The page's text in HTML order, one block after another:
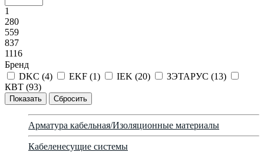
1
280
559
837
1116
Бренд
DKC (4) EKF (1) IEK (20) ЗЭТАРУС (13)
КВТ (93)
Арматура кабельная/Изоляционные материалы
Кабеленесущие системы